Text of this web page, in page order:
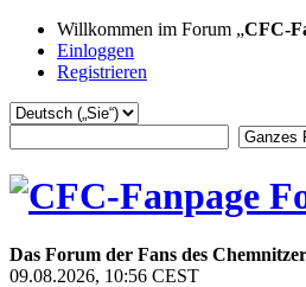
Willkommen im Forum „CFC-
Einloggen
Registrieren
Das Forum der Fans des
09.08.2026, 10:56 CEST